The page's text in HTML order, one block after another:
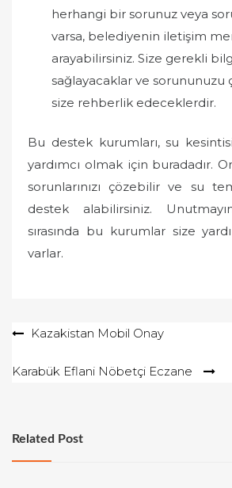
herhangi bir sorunuz veya
varsa, belediyenin iletişim
arayabilirsiniz. Size gerekli
sağlayacaklar ve sorununuzu
size rehberlik edeceklerdir.
Bu destek kurumları, su
yardımcı olmak için buradadır.
sorunlarınızı çözebilir ve su
destek alabilirsiniz.
sırasında bu kurumlar size
varlar.
YazıKazakistan Mobil Onay
Karabük Eflani Nöbetçi Eczane
Related Post